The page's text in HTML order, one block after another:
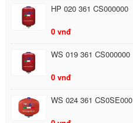
HP 020 361 CS000000
0 vnđ
WS 019 361 CS000000
0 vnđ
WS 024 361 CS0SE000